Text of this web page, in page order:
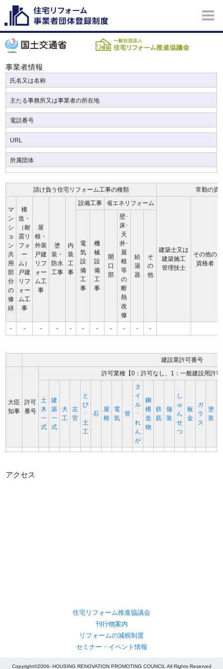
事業者情報
氏名又は名称
主たる事務所又は事業者の所在地
電話番号
URL
所属団体
請け負う住宅リフォーム工事の種類 常勤の資
マ
ン
シ
ョ
ン
共
用
部
分
の
修
繕
構
造・
（耐
震リ
フォ
ー
ム）
戸建
リフ
ォー
ム工
事
屋
根・
外装
戸建
リフ
ォー
ム工
事
塗
装・
防水
工事
内
装
工
事
設備工事 省エネリフォーム
建築士又は
建築施工
管理技士
その他の
資格者
電
気
設
備
工
事
機
械
設
備
工
事
開
口
部
壁･
床･
天
井･
屋
根
等
の
断
熱
改
修
給
湯
器
そ
の
他
- - - - - - - - - - -
建設業許可番号
大臣
知事
許可
番号
許可業種【0：許可なし、1：一般建設用許
土
木
一
式
建
築
一
式
大
工
左
官
と
び
･
土
工
石
屋
根
電
気
管
タ
イ
ル
･
れ
ん
が
鋼
構
造
物
鉄
筋
舗
装
し
ゅ
ん
せ
つ
板
金
ガ
ラ
ス
塗
装
アクセス
住宅リフォーム推進協議会
刊行物案内
リフォームの減税制度
セミナー・イベント情報
Copyright©2006- HOUSING RENOVATION PROMOTING COUNCIL All Rights Reserved